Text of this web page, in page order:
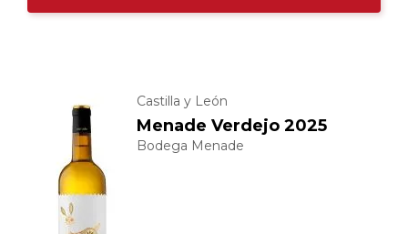
Castilla y León
Menade Verdejo 2025
Bodega Menade